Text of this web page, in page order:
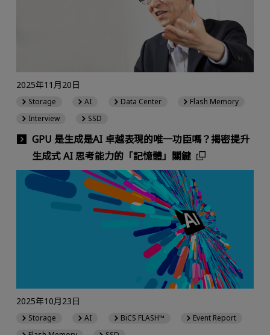
GPU 是生成是AI 卓越表現的唯一功臣嗎？揭密提升
生成式 AI 思考能力的「記憶體」關鍵
2025年11月20日
Storage AI Data Center
Flash Memory
Interview
SSD
2025年10月23日
Storage AI BiCS FLASH™
Event Report